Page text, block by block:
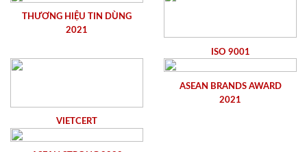
THƯƠNG HIỆU TIN DÙNG
2021
ISO 9001
VIETCERT
ASEAN BRANDS AWARD
2021